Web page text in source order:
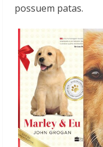
possuem patas.